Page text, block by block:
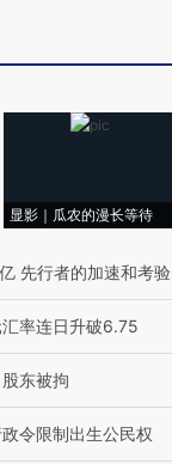
显影｜瓜农的漫长等待
先行者的加速和考验
率连日升破6.75
东被拘
令限制出生公民权